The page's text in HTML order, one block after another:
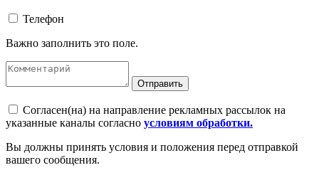
Телефон
Важно заполнить это поле.
Отправить
Согласен(на) на направление рекламных рассылок на
указанные каналы согласно условиям обработки.
Вы должны принять условия и положения перед отправкой
вашего сообщения.